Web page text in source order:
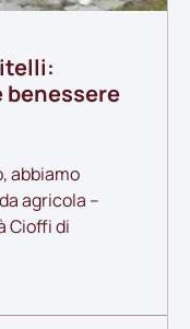
abbiamo
agricola –
Cioffi di